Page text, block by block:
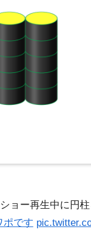
ョー再生中に円
ポです